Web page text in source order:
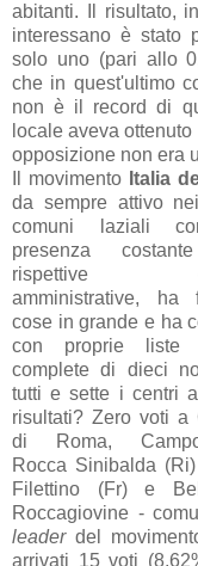
abitanti. Il risultato,
interessano è stato
solo uno (pari allo
che in quest'ultimo
non è il record di
locale aveva
opposizione non era
Il movimento Italia
da sempre attivo
comuni laziali
presenza
rispettive
amministrative, ha
cose in grande e ha
con proprie liste
complete di dieci
tutti e sette i centri
risultati? Zero voti a
di Roma,
Rocca Sinibalda
Filettino (Fr) e
Roccagiovine -
leader del
arrivati 15 voti